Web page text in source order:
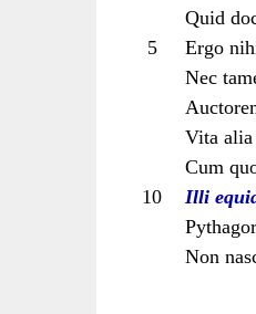
Quid
5
Ergo
Nec
Vita alia
Cum
10
Illi
Non